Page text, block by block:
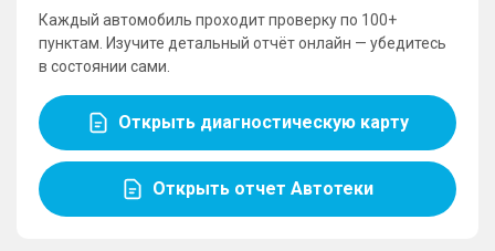
Каждый автомобиль проходит проверку по 100+
пунктам. Изучите детальный отчёт онлайн — убедитесь
в состоянии сами.
Открыть диагностическую карту
Открыть отчет Автотеки